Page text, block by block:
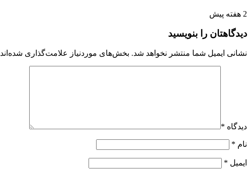
2 هفته پیش
دیدگاهتان را بنویسید
نشانی ایمیل شما منتشر نخواهد شد. بخش‌های موردنیاز علامت‌گذاری شده‌اند
دیدگاه *
نام *
ایمیل *